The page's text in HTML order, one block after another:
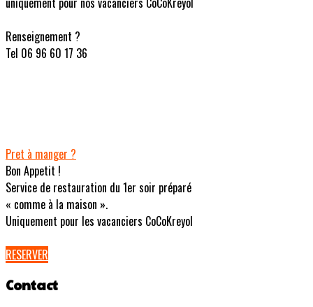
Renseignement ?
Tel 06 96 60 17 36
Pret à manger ?
Bon Appetit !
Service de restauration du 1er soir préparé
« comme à la maison ».
Uniquement pour les vacanciers CoCoKreyol
RESERVER
Contact